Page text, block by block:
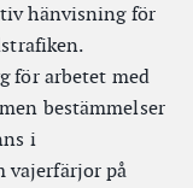
hänvisning för
för arbetet med
bestämmelser
i
vajerfärjor på